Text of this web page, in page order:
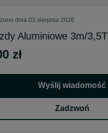
dnia 03 sierpnia 2026
Aluminiowe 3m/3,5T
zł
Wyślij wiadomość
Zadzwoń